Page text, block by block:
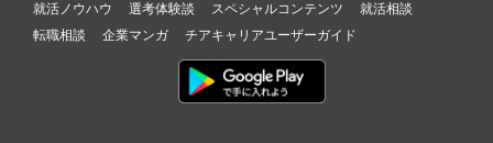
就活ノウハウ 選考体験談 スペシャルコンテンツ
就活相談
転職相談
企業マンガ チアキャリアユーザーガイド